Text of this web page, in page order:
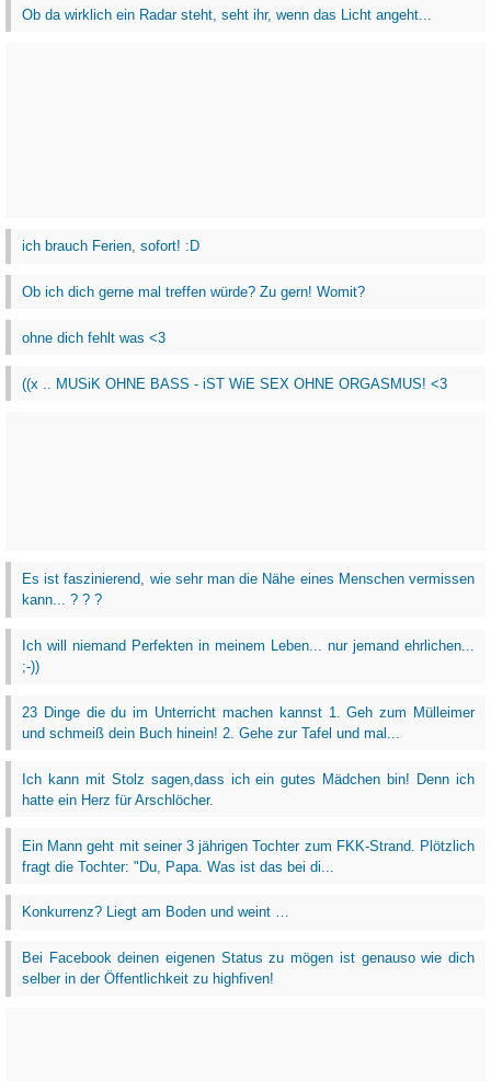
Ob da wirklich ein Radar steht, seht ihr, wenn das Licht angeht...
ich brauch Ferien, sofort! :D
Ob ich dich gerne mal treffen würde? Zu gern! Womit?
ohne dich fehlt was <3
((x .. MUSiK OHNE BASS - iST WiE SEX OHNE ORGASMUS! <3
Es ist faszinierend, wie sehr man die Nähe eines Menschen vermissen
kann... ? ? ?
Ich will niemand Perfekten in meinem Leben... nur jemand ehrlichen...
;-))
23 Dinge die du im Unterricht machen kannst 1. Geh zum Mülleimer
und schmeiß dein Buch hinein! 2. Gehe zur Tafel und mal...
Ich kann mit Stolz sagen,dass ich ein gutes Mädchen bin! Denn ich
hatte ein Herz für Arschlöcher.
Ein Mann geht mit seiner 3 jährigen Tochter zum FKK-Strand. Plötzlich
fragt die Tochter: "Du, Papa. Was ist das bei di...
Konkurrenz? Liegt am Boden und weint …
Bei Facebook deinen eigenen Status zu mögen ist genauso wie dich
selber in der Öffentlichkeit zu highfiven!